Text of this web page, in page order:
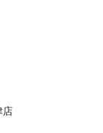
店